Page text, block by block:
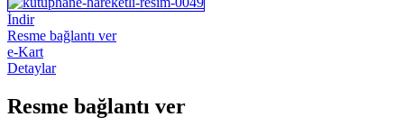
İndir
Resme bağlantı ver
e-Kart
Detaylar
Resme bağlantı ver